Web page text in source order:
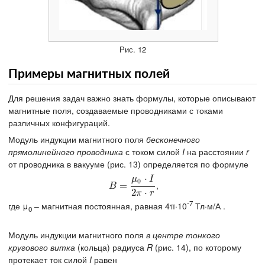
Рис. 12
Примеры магнитных полей
Для решения задач важно знать формулы, которые описывают
магнитные поля, создаваемые проводниками с токами
различных конфигураций.
Модуль индукции магнитного поля бесконечного
прямолинейного проводника с током силой I на расстоянии r
от проводника в вакууме (рис. 13) определяется по формуле
B =
μ0 ⋅ I
2π ⋅ r
B= μ0 ⋅I2π⋅r
,
где μ0 – магнитная постоянная, равная 4π·10-7 Тл·м/А .
Модуль индукции магнитного поля в центре тонкого
кругового витка (кольца) радиуса R (рис. 14), по которому
протекает ток силой I равен